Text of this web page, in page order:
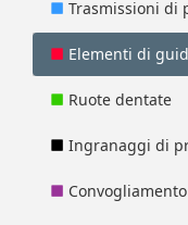
Trasmissioni di
Elementi di
Ruote dentate
Ingranaggi di